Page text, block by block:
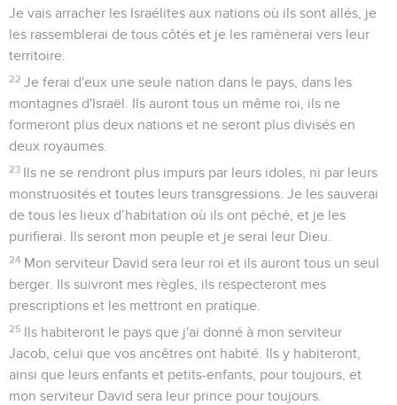
Je vais arracher les Israélites aux nations où ils sont allés, je
les rassemblerai de tous côtés et je les ramènerai vers leur
territoire.
22 Je ferai d'eux une seule nation dans le pays, dans les
montagnes d'Israël. Ils auront tous un même roi, ils ne
formeront plus deux nations et ne seront plus divisés en
deux royaumes.
23 Ils ne se rendront plus impurs par leurs idoles, ni par leurs
monstruosités et toutes leurs transgressions. Je les sauverai
de tous les lieux d’habitation où ils ont péché, et je les
purifierai. Ils seront mon peuple et je serai leur Dieu.
24 Mon serviteur David sera leur roi et ils auront tous un seul
berger. Ils suivront mes règles, ils respecteront mes
prescriptions et les mettront en pratique.
25 Ils habiteront le pays que j'ai donné à mon serviteur
Jacob, celui que vos ancêtres ont habité. Ils y habiteront,
ainsi que leurs enfants et petits-enfants, pour toujours, et
mon serviteur David sera leur prince pour toujours.